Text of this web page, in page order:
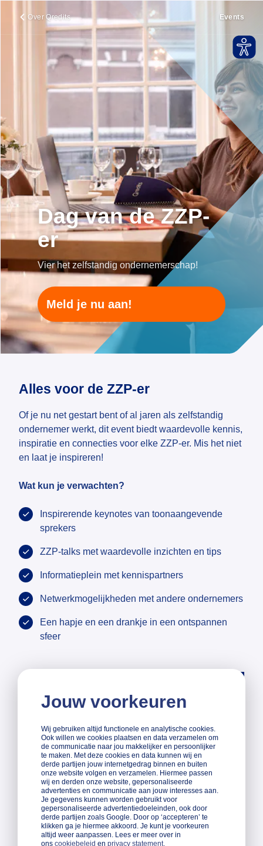
Jouw voorkeuren
Wij gebruiken altijd functionele en analytische cookies.
Ook willen we cookies plaatsen en data verzamelen om
de communicatie naar jou makkelijker en persoonlijker
te maken. Met deze cookies en data kunnen wij en
derde partijen jouw internetgedrag binnen en buiten
onze website volgen en verzamelen. Hiermee passen
wij en derden onze website, gepersonaliseerde
advertenties en communicatie aan jouw interesses aan.
Je gegevens kunnen worden gebruikt voor
gepersonaliseerde advertentiedoeleinden, ook door
derde partijen zoals Google. Door op ‘accepteren’ te
klikken ga je hiermee akkoord. Je kunt je voorkeuren
altijd weer aanpassen. Lees er meer over in
ons cookiebeleid en privacy statement.
Over Qredits Events
Dag van de ZZP-
er
Vier het zelfstandig ondernemerschap!
Meld je nu aan!
Alles voor de ZZP-er
Of je nu net gestart bent of al jaren als zelfstandig
ondernemer werkt, dit event biedt waardevolle kennis,
inspiratie en connecties voor elke ZZP-er. Mis het niet
en laat je inspireren!
Wat kun je verwachten?
Inspirerende keynotes van toonaangevende
sprekers
ZZP-talks met waardevolle inzichten en tips
Informatieplein met kennispartners
Netwerkmogelijkheden met andere ondernemers
Een hapje en een drankje in een ontspannen
sfeer
Ben jij ZZP-er?
Kom langs bij onze stand op het
informatieplein.
Bestel je tickets